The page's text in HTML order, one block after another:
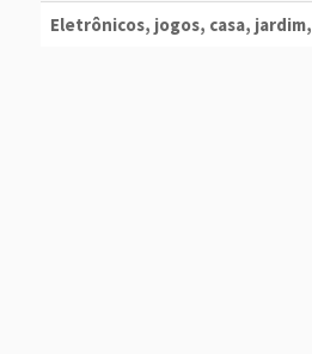
Eletrônicos, jogos, casa,